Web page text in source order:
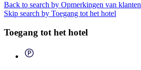
Back to search by Opmerkingen van klanten
Skip search by Toegang tot het hotel
Toegang tot het hotel